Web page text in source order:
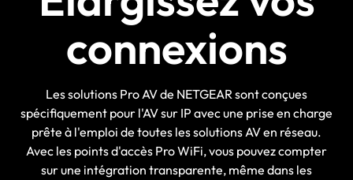
connexions
Les solutions Pro AV de NETGEAR sont conçues
spécifiquement pour l'AV sur IP avec une prise en charge
prête à l'emploi de toutes les solutions AV en réseau.
Avec les points d'accès Pro WiFi, vous pouvez compter
sur une intégration transparente, même dans les